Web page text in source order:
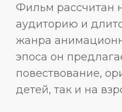
Фильм рассчитан
аудиторию и
жанра
эпоса он
повествование,
детей, так и на